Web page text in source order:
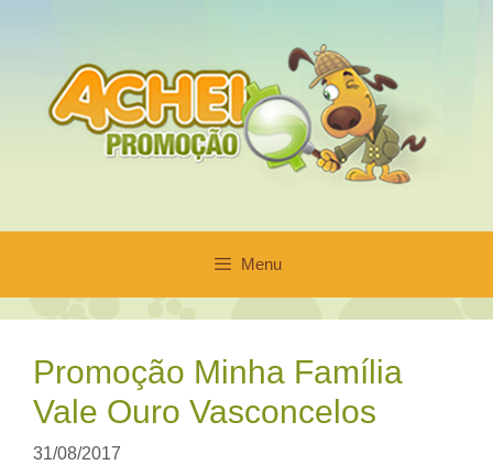
conteúdo
Menu
Promoção Minha Família
Vale Ouro Vasconcelos
31/08/2017